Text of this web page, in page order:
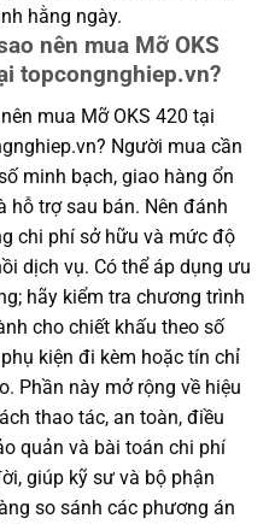
hằng ngày.
nên mua Mỡ OKS
topcongnghiep.vn?
mua Mỡ OKS 420 tại
Người mua cần
minh bạch, giao hàng ổn
hỗ trợ sau bán. Nên đánh
chi phí sở hữu và mức độ
dịch vụ. Có thể áp dụng ưu
hãy kiểm tra chương trình
cho chiết khấu theo số
kiện đi kèm hoặc tín chỉ
Phần này mở rộng về hiệu
thao tác, an toàn, điều
quản và bài toán chi phí
giúp kỹ sư và bộ phận
so sánh các phương án